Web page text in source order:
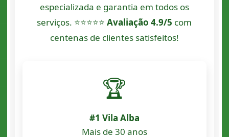
especializada e garantia em todos os
serviços. ⭐⭐⭐⭐⭐Avaliação 4.9/5 com
centenas de clientes satisfeitos!
🏆
#1 Vila Alba
Mais de 30 anos